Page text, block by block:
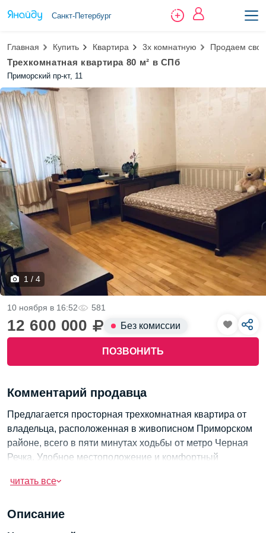
Санкт-Петербург
Главная Купить Квартира 3х комнатную Продаем
Трехкомнатная квартира 80 м² в СПб
Приморский пр-кт, 11
1 / 4
12 600 000 Без комиссии
ПОЗВОНИТЬ
10 ноября в 16:52 581
Описание
Комментарий продавца
Предлагается просторная трехкомнатная квартира от
владельца, расположенная в живописном Приморском
районе, всего в пяти минутах ходьбы от метро Черная
Речка. Удобное местоположение и комфортный
Ближайшая станция метро: Комендантский проспект -
10 минут пешком.
читать все